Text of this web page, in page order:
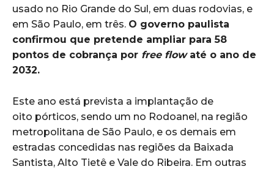
usado no Rio Grande do Sul, em duas rodovias, e
em São Paulo, em três. O governo paulista
confirmou que pretende ampliar para 58
pontos de cobrança por free flowaté o ano de
2032.
Este ano está prevista a implantação de
oito pórticos, sendo um no Rodoanel, na região
metropolitana de São Paulo, e os demais em
estradas concedidas nas regiões da Baixada
Santista, Alto Tietê e Vale do Ribeira. Em outras